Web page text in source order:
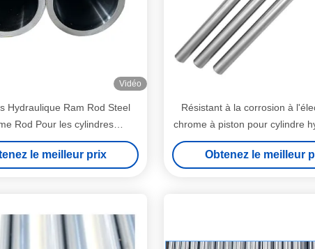
Vidéo
Hydraulique Ram Rod Steel
Rod Pour les cylindres
hydrauliques
le meilleur prix
Résistant à la corrosion à
chrome à piston pour cylindre
Obtenez le meilleur